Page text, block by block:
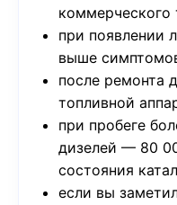
коммерческого
при появлении
выше
после ремонта
топливной
при пробеге
дизелей — 80
состояния
если вы